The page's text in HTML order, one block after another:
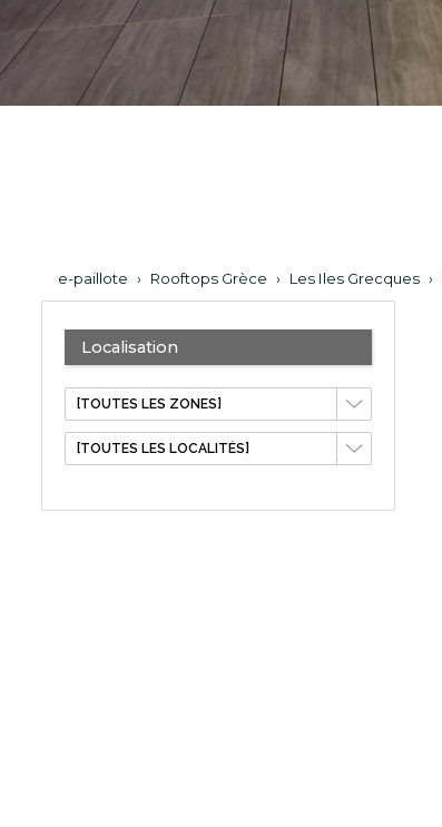
e-paillote › Rooftops Grèce › Les Iles Grecques ›
Localisation